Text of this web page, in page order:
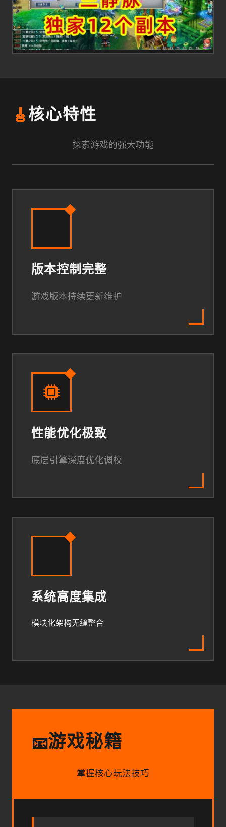
🎸核心特性
探索游戏的强大功能
版本控制完整
游戏版本持续更新维护
性能优化极致
底层引擎深度优化调校
系统高度集成
模块化架构无缝整合
📧游戏秘籍
掌握核心玩法技巧